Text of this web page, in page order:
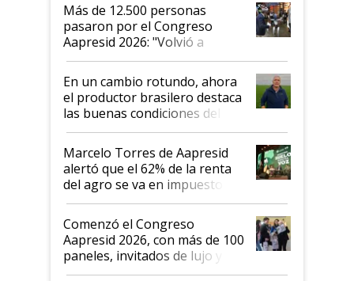
Más de 12.500 personas
pasaron por el Congreso
Aapresid 2026: "Volvió a
demostrar que hablar del
suelo es hablar de todo el
sistema productivo"
En un cambio rotundo, ahora
el productor brasilero destaca
las buenas condiciones del
agro argentino para invertir:
"Los veo más motivados"
Marcelo Torres de Aapresid
alertó que el 62% de la renta
del agro se va en impuestos:
"No es bueno que en
Argentina se sigan discutiendo
las mismas cosas de hace 50
años"
Comenzó el Congreso
Aapresid 2026, con más de 100
paneles, invitados de lujo y
todas las tendencias